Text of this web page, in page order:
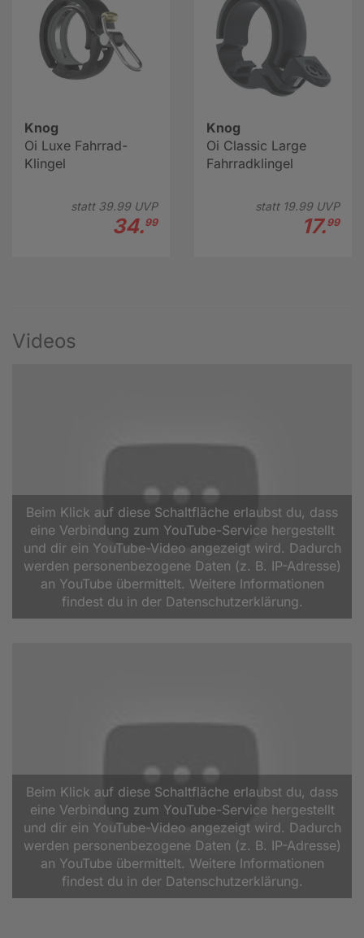
Knog
Oi Luxe Fahrrad-
Klingel
statt 39.99UVP
34.99
Knog
Oi Classic Large
Fahrradklingel
statt 19.99UVP
17.99
Videos
Beim Klick auf diese Schaltfläche erlaubst du, dass
eine Verbindung zum YouTube-Service hergestellt
und dir ein YouTube-Video angezeigt wird. Dadurch
werden personenbezogene Daten (z. B. IP-Adresse)
an YouTube übermittelt. Weitere Informationen
findest du in der Datenschutzerklärung.
Beim Klick auf diese Schaltfläche erlaubst du, dass
eine Verbindung zum YouTube-Service hergestellt
und dir ein YouTube-Video angezeigt wird. Dadurch
werden personenbezogene Daten (z. B. IP-Adresse)
an YouTube übermittelt. Weitere Informationen
findest du in der Datenschutzerklärung.